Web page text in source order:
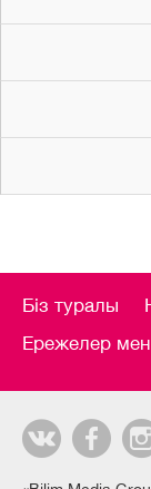
Біз туралы
Ережелер